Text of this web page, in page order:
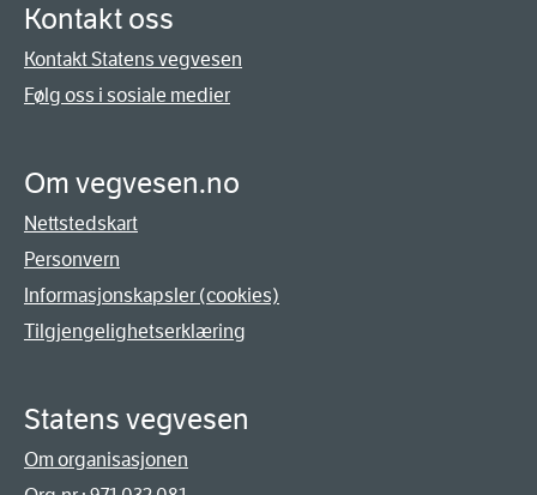
Kontakt oss
Kontakt Statens vegvesen
Følg oss i sosiale medier
Om vegvesen.no
Nettstedskart
Personvern
Informasjonskapsler (cookies)
Tilgjengelighetserklæring
Statens vegvesen
Om organisasjonen